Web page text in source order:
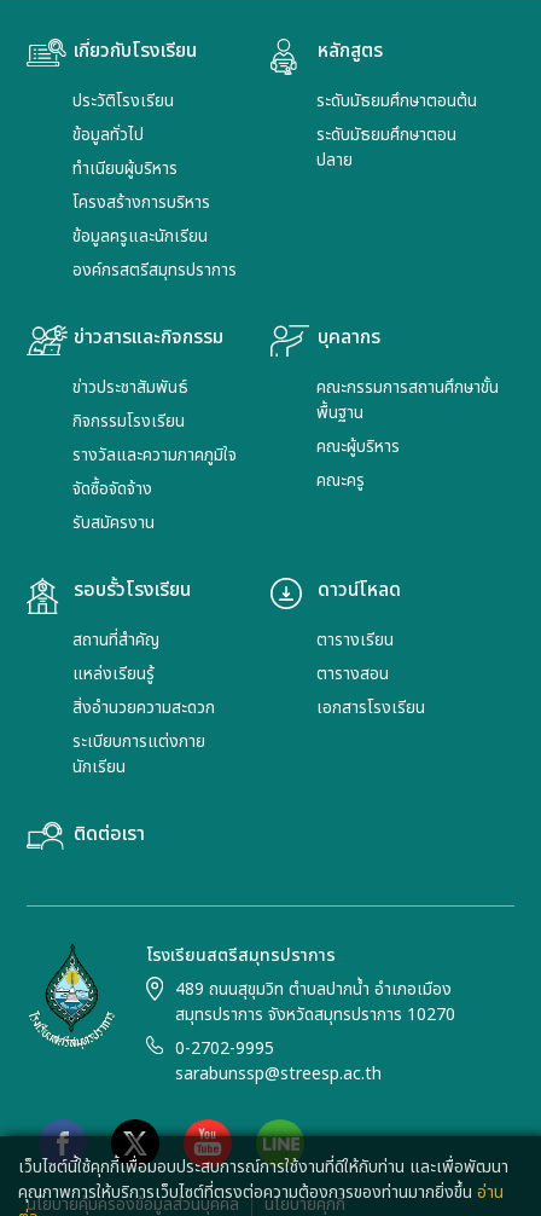
เกี่ยวกับโรงเรียน
ประวัติโรงเรียน
ข้อมูลทั่วไป
ทำเนียบผู้บริหาร
โครงสร้างการบริหาร
ข้อมูลครูและนักเรียน
องค์กรสตรีสมุทรปราการ
หลักสูตร
ระดับมัธยมศึกษาตอนต้น
ระดับมัธยมศึกษาตอน
ปลาย
ข่าวสารและกิจกรรม
ข่าวประชาสัมพันธ์
กิจกรรมโรงเรียน
รางวัลและความภาคภูมิใจ
จัดซื้อจัดจ้าง
รับสมัครงาน
บุคลากร
คณะกรรมการสถานศึกษาขั้น
พื้นฐาน
คณะผู้บริหาร
คณะครู
รอบรั้วโรงเรียน
สถานที่สำคัญ
แหล่งเรียนรู้
สิ่งอำนวยความสะดวก
ระเบียบการแต่งกาย
นักเรียน
ดาวน์โหลด
ตารางเรียน
ตารางสอน
เอกสารโรงเรียน
ติดต่อเรา
โรงเรียนสตรีสมุทรปราการ
489 ถนนสุขุมวิท ตำบลปากน้ำ อำเภอเมือง
สมุทรปราการ จังหวัดสมุทรปราการ 10270
0-2702-9995
sarabunssp@streesp.ac.th
นโยบายคุ้มครองข้อมูลส่วนบุคคล นโยบายคุกกี้
เว็บไซต์นี้ใช้คุกกี้เพื่อมอบประสบการณ์การใช้งานที่ดีให้กับท่าน และเพื่อพัฒนา
คุณภาพการให้บริการเว็บไซต์ที่ตรงต่อความต้องการของท่านมากยิ่งขึ้น อ่าน